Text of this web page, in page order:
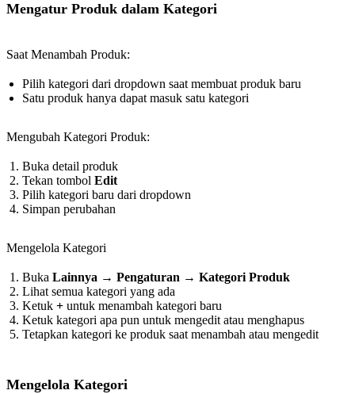
Mengatur Produk dalam Kategori
Saat Menambah Produk:
Pilih kategori dari dropdown saat membuat produk baru
Satu produk hanya dapat masuk satu kategori
Mengubah Kategori Produk:
Buka detail produk
Tekan tombol Edit
Pilih kategori baru dari dropdown
Simpan perubahan
Mengelola Kategori
Buka Lainnya → Pengaturan → Kategori Produk
Lihat semua kategori yang ada
Ketuk + untuk menambah kategori baru
Ketuk kategori apa pun untuk mengedit atau menghapus
Tetapkan kategori ke produk saat menambah atau mengedit
Mengelola Kategori